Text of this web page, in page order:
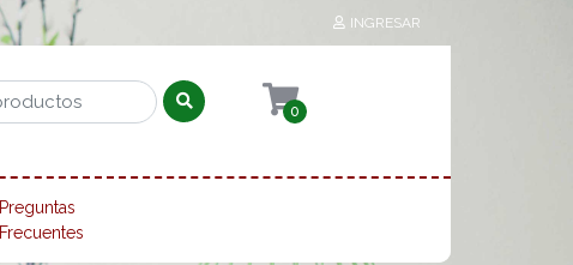
INGRESAR
0
Preguntas
Frecuentes